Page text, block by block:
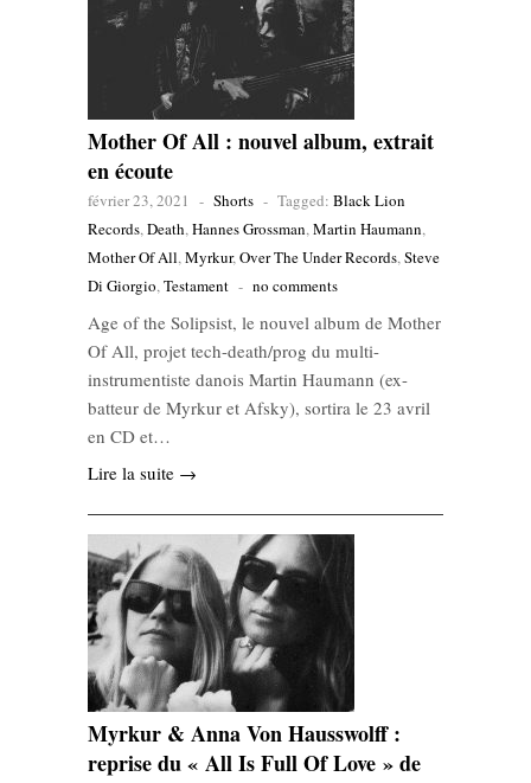
Mother Of All : nouvel album, extrait
en écoute
février 23, 2021 - Shorts - Tagged: Black Lion
Records,Death,Hannes Grossman,Martin Haumann,
Mother Of All,Myrkur,Over The Under Records,Steve
Di Giorgio,Testament - no comments
Age of the Solipsist, le nouvel album de Mother
Of All, projet tech-death/prog du multi-
instrumentiste danois Martin Haumann (ex-
batteur de Myrkur et Afsky), sortira le 23 avril
en CD et…
Lire la suite →
Myrkur & Anna Von Hausswolff :
reprise du « All Is Full Of Love » de